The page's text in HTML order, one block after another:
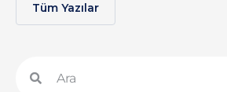
Tüm Yazılar